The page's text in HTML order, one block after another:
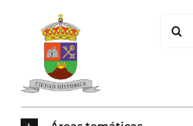
contenido
Buscar: